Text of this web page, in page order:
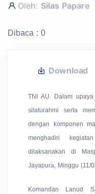
Oleh: Silas Papare
Dibaca : 0
Download
TNI AU. Dalam upaya
silaturahmi serta
dengan komponen
menghadiri
dilaksanakan di
Jayapura, Minggu (11/
Komandan Lanud